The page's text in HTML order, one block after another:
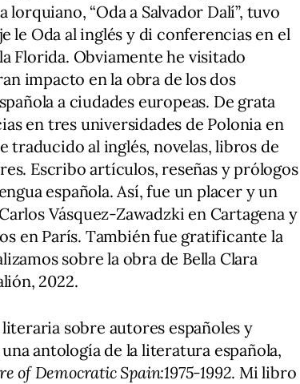
“Oda a Salvador Dalí”, tuvo
le Oda al inglés y di conferencias en el
Florida. Obviamente he visitado
impacto en la obra de los dos
a ciudades europeas. De grata
en tres universidades de Polonia en
traducido al inglés, novelas, libros de
Escribo artículos, reseñas y prólogos
española. Así, fue un placer y un
Vásquez-Zawadzki en Cartagena y
en París. También fue gratificante la
sobre la obra de Bella Clara
2022.
sobre autores españoles y
antología de la literatura española,
of Democratic Spain:1975-1992. Mi libro